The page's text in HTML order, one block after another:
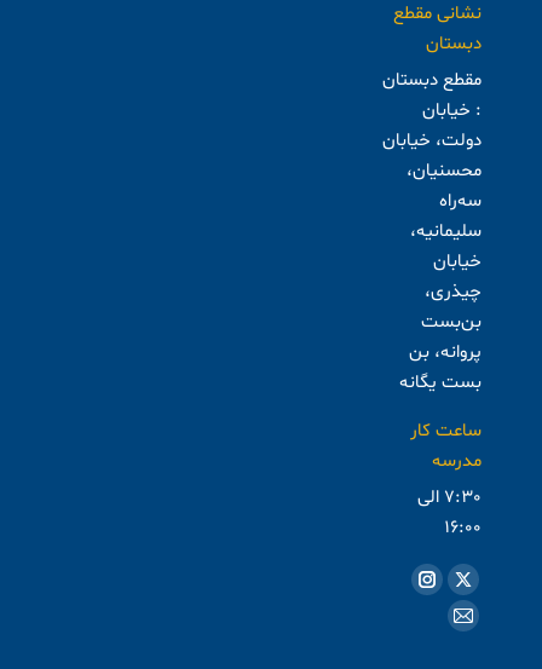
نشانی مقطع
دبستان
مقطع دبستان
: خیابان
دولت، خیابان
محسنیان،
سه‌راه
سلیمانیه،
خیابان
چیذری،
بن‌بست
پروانه، بن
بست یگانه
ساعت کار
مدرسه
7:30 الی
16:00
مارا در اینجا پیدا کنید: